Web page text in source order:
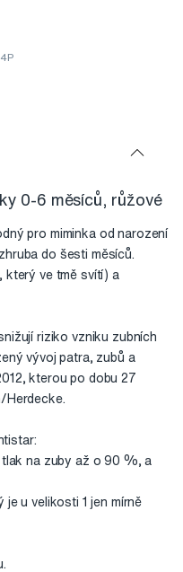
0-6 měsíců, růžové
pro miminka od narození
do šesti měsíců.
který ve tmě svítí) a
riziko vzniku zubních
vývoj patra, zubů a
kterou po dobu 27
Herdecke.
tlak na zuby až o 90 %, a
je u velikosti 1 jen mírně